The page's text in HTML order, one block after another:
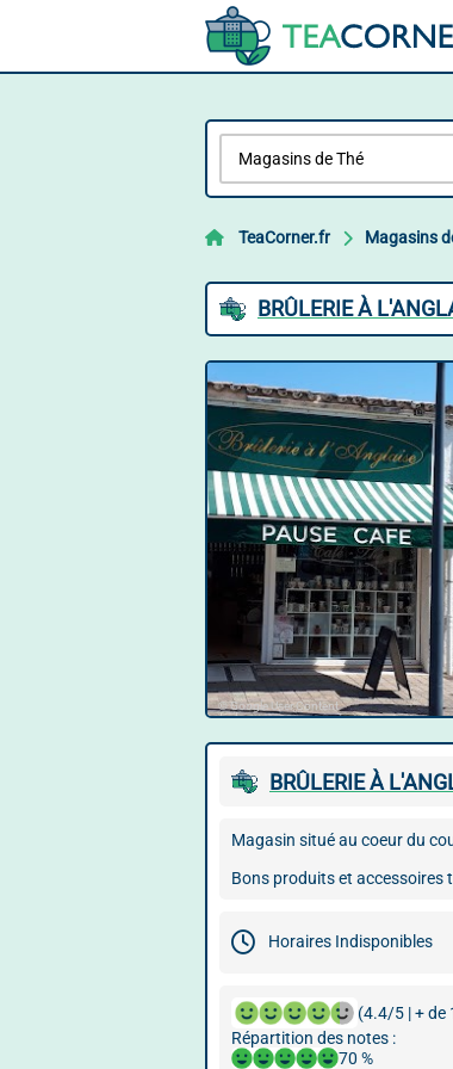
TeaCorner.fr Magasins
BRÛLERIE À
© Google User Content
BRÛLERIE À
Magasin situé au coeur du
Bons produits et accessoires
Horaires Indisponibles
(4.4/5 | + de
Répartition des notes :
70 %